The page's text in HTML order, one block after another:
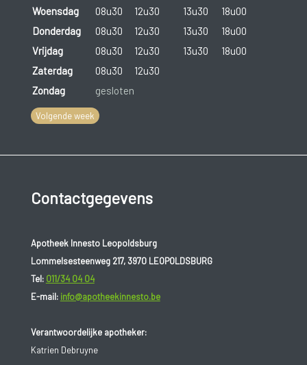
Woensdag
08u30 12u30 13u30
18u00
Donderdag
08u30 12u30 13u30
18u00
Vrijdag
08u30 12u30 13u30
18u00
Zaterdag
08u30
12u30
Zondag
gesloten
Volgende week
Contactgegevens
Apotheek Innesto Leopoldsburg
Lommelsesteenweg 217, 3970 LEOPOLDSBURG
Tel: 011/34 04 04
E-mail: info@apotheekinnesto.be
Verantwoordelijke apotheker:
Katrien Debruyne